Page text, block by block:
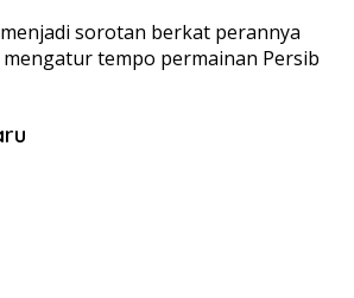
sorotan berkat perannya
tempo permainan Persib